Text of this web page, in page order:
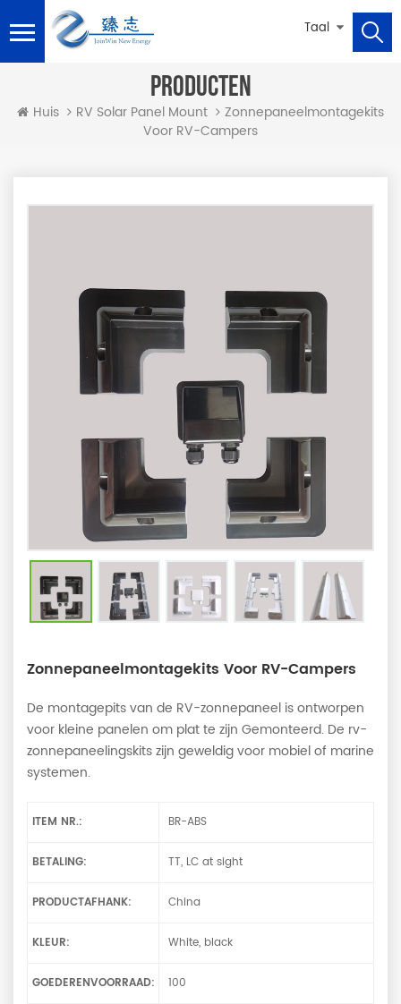
Taal
PRODUCTEN
Huis RV Solar Panel Mount
Zonnepaneelmontagekits
Voor RV-Campers
Zonnepaneelmontagekits Voor RV-Campers
De montagepits van de RV-zonnepaneel is ontworpen
voor kleine panelen om plat te zijn Gemonteerd. De rv-
zonnepaneelingskits zijn geweldig voor mobiel of marine
systemen.
ITEM NR.: BR-ABS
BETALING: TT, LC at sight
PRODUCTAFHANK: China
KLEUR: White, black
GOEDERENVOORRAAD: 100